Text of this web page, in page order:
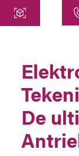
Siemensstraat
25462
info@atek.de
+49 4101
De